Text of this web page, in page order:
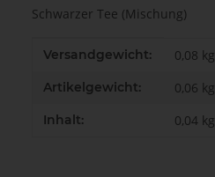
Schwarzer Tee (Mischung)
Produkteigenschaft
Wert
Versandgewicht: 0,08 kg
Artikelgewicht: 0,06 kg
Inhalt: 0,04 kg